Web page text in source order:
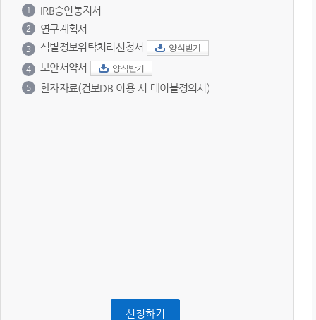
1 IRB승인통지서
2 연구계획서
3 식별정보위탁처리신청서 양식받기
4 보안서약서
양식받기
5
환자자료(건보DB 이용 시 테이블정의서)
신청하기